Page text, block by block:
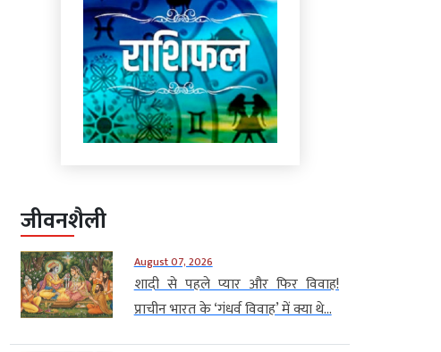
जीवनशैली
August 07, 2026
शादी से पहले प्यार और फिर विवाह!
प्राचीन भारत के ‘गंधर्व विवाह’ में क्या थे...